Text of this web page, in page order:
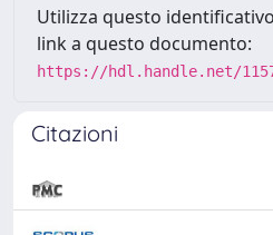
Utilizza questo
link a questo documento:
https://hdl.handle.net/
Citazioni